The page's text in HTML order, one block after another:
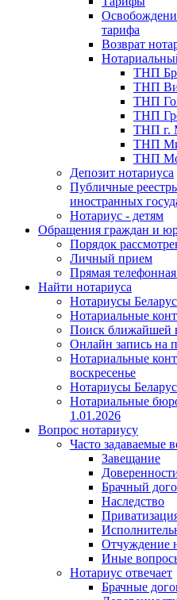
тарифа
Возврат
ТНП
ТНП
ТНП
ТНП
ТНП г.
ТНП
ТНП
Депозит нотариуса
Публичные
иностранных
Нотариус - детям
Обращения граждан и
Порядок
Личный прием
Прямая
Найти нотариуса
Нотариусы
Нотариальные
Поиск ближайшей
Онлайн запись на
Нотариальные
воскресенье
Нотариусы
Нотариальные
1.01.2026
Вопрос нотариусу
Часто задаваемые
Завещание
Брачный
Наследство
Отчуждение
Иные
Нотариус отвечает
Брачные